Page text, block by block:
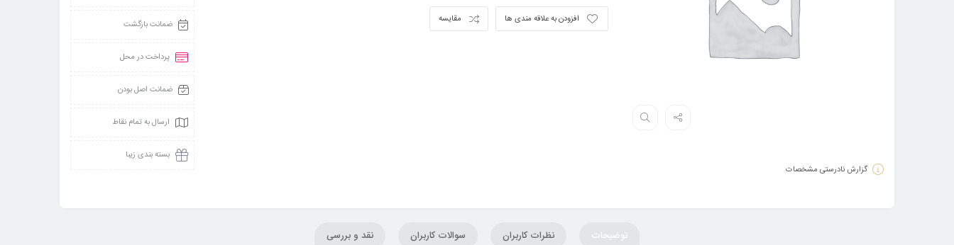
گزارش نادرستی مشخصات
مقایسه افزودن به علاقه مندی ها ضمانت بازگشت
پرداخت در محل
ضمانت اصل بودن
ارسال به تمام نقاط
بسته بندی زیبا
توضیحات نظرات کاربران سوالات کاربران نقد و بررسی